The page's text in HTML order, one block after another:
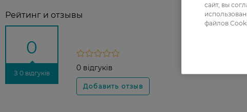
Рейтинг и отзывы
0
З 0 відгуків
0 відгуків
сайт, вы
файлов